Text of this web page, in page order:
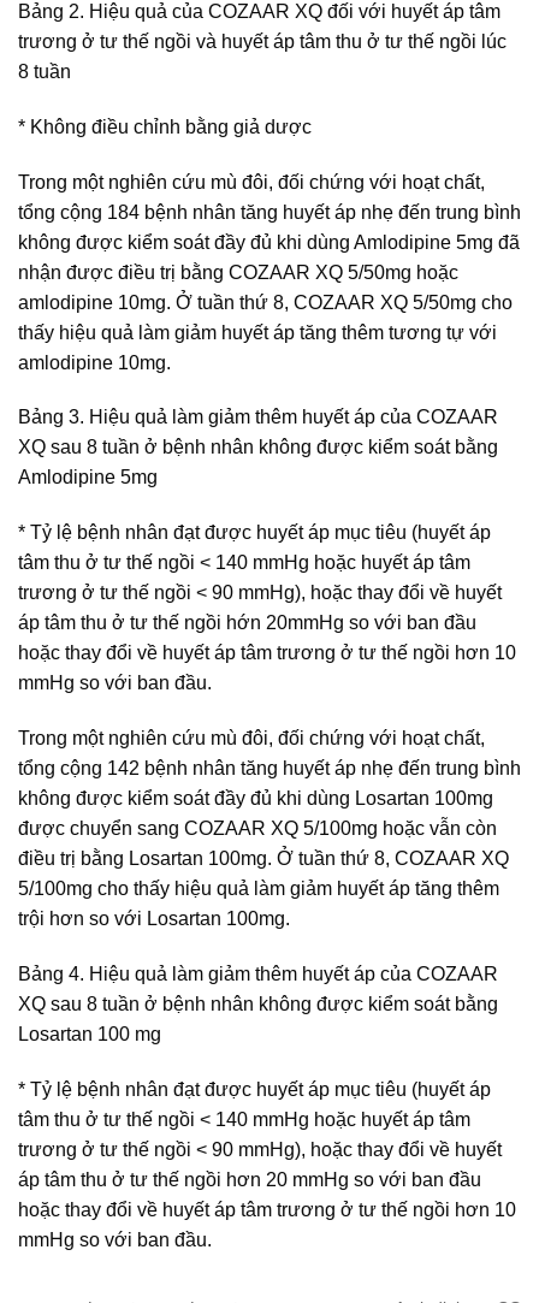
Bảng 2. Hiệu quả của COZAAR XQ đối với huyết áp tâm
trương ở tư thế ngồi và huyết áp tâm thu ở tư thế ngồi lúc
8 tuần
* Không điều chỉnh bằng giả dược
Trong một nghiên cứu mù đôi, đối chứng với hoạt chất,
tổng cộng 184 bệnh nhân tăng huyết áp nhẹ đến trung bình
không được kiểm soát đầy đủ khi dùng Amlodipine 5mg đã
nhận được điều trị bằng COZAAR XQ 5/50mg hoặc
amlodipine 10mg. Ở tuần thứ 8, COZAAR XQ 5/50mg cho
thấy hiệu quả làm giảm huyết áp tăng thêm tương tự với
amlodipine 10mg.
Bảng 3. Hiệu quả làm giảm thêm huyết áp của COZAAR
XQ sau 8 tuần ở bệnh nhân không được kiểm soát bằng
Amlodipine 5mg
* Tỷ lệ bệnh nhân đạt được huyết áp mục tiêu (huyết áp
tâm thu ở tư thế ngồi < 140 mmHg hoặc huyết áp tâm
trương ở tư thế ngồi < 90 mmHg), hoặc thay đổi về huyết
áp tâm thu ở tư thế ngồi hớn 20mmHg so với ban đầu
hoặc thay đổi về huyết áp tâm trương ở tư thế ngồi hơn 10
mmHg so với ban đầu.
Trong một nghiên cứu mù đôi, đối chứng với hoạt chất,
tổng cộng 142 bệnh nhân tăng huyết áp nhẹ đến trung bình
không được kiểm soát đầy đủ khi dùng Losartan 100mg
được chuyển sang COZAAR XQ 5/100mg hoặc vẫn còn
điều trị bằng Losartan 100mg. Ở tuần thứ 8, COZAAR XQ
5/100mg cho thấy hiệu quả làm giảm huyết áp tăng thêm
trội hơn so với Losartan 100mg.
Bảng 4. Hiệu quả làm giảm thêm huyết áp của COZAAR
XQ sau 8 tuần ở bệnh nhân không được kiểm soát bằng
Losartan 100 mg
* Tỷ lệ bệnh nhân đạt được huyết áp mục tiêu (huyết áp
tâm thu ở tư thế ngồi < 140 mmHg hoặc huyết áp tâm
trương ở tư thế ngồi < 90 mmHg), hoặc thay đổi về huyết
áp tâm thu ở tư thế ngồi hơn 20 mmHg so với ban đầu
hoặc thay đổi về huyết áp tâm trương ở tư thế ngồi hơn 10
mmHg so với ban đầu.